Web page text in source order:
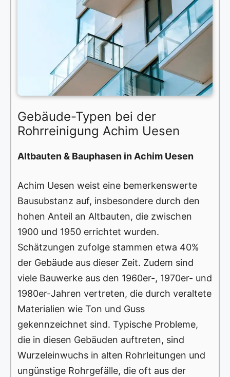
Gebäude-Typen bei der
Rohrreinigung Achim Uesen
Altbauten & Bauphasen in Achim Uesen
Achim Uesen weist eine bemerkenswerte
Bausubstanz auf, insbesondere durch den
hohen Anteil an Altbauten, die zwischen
1900 und 1950 errichtet wurden.
Schätzungen zufolge stammen etwa 40%
der Gebäude aus dieser Zeit. Zudem sind
viele Bauwerke aus den 1960er-, 1970er- und
1980er-Jahren vertreten, die durch veraltete
Materialien wie Ton und Guss
gekennzeichnet sind. Typische Probleme,
die in diesen Gebäuden auftreten, sind
Wurzeleinwuchs in alten Rohrleitungen und
ungünstige Rohrgefälle, die oft aus der